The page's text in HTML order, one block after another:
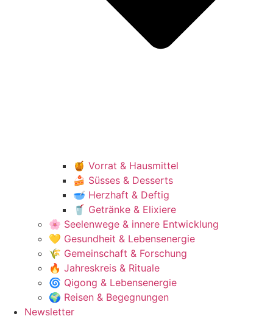
🍯 Vorrat & Hausmittel
🍰 Süsses & Desserts
🥣 Herzhaft & Deftig
🥤 Getränke & Elixiere
🌸 Seelenwege & innere Entwicklung
💛 Gesundheit & Lebensenergie
🌾 Gemeinschaft & Forschung
🔥 Jahreskreis & Rituale
🌀 Qigong & Lebensenergie
🌍 Reisen & Begegnungen
Newsletter